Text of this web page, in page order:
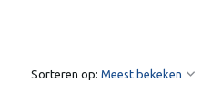
Sorteren op: